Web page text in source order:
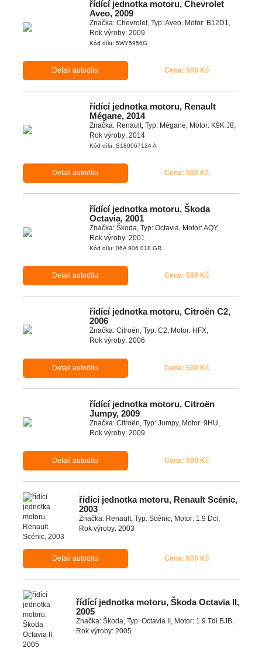
řídící jednotka motoru, Chevrolet
Aveo, 2009
Značka: Chevrolet, Typ: Aveo, Motor: B12D1,
Rok výroby: 2009
Kód dílu: 5WY5956G
Detail autodílu Cena: 500 Kč
řídící jednotka motoru, Renault
Mégane, 2014
Značka: Renault, Typ: Mégane, Motor: K9K J8,
Rok výroby: 2014
Kód dílu: S180067124 A
Detail autodílu Cena: 500 Kč
řídící jednotka motoru, Škoda
Octavia, 2001
Značka: Škoda, Typ: Octavia, Motor: AQY,
Rok výroby: 2001
Kód dílu: 06A 906 018 GR
Detail autodílu Cena: 500 Kč
řídící jednotka motoru, Citroën C2,
2006
Značka: Citroën, Typ: C2, Motor: HFX,
Rok výroby: 2006
Detail autodílu Cena: 500 Kč
řídící jednotka motoru, Citroën
Jumpy, 2009
Značka: Citroën, Typ: Jumpy, Motor: 9HU,
Rok výroby: 2009
Detail autodílu Cena: 500 Kč
řídící jednotka motoru, Renault Scénic,
2003
Značka: Renault, Typ: Scénic, Motor: 1.9 Dci,
Rok výroby: 2003
Detail autodílu Cena: 600 Kč
řídící jednotka motoru, Škoda Octavia II,
2005
Značka: Škoda, Typ: Octavia II, Motor: 1.9 Tdi BJB,
Rok výroby: 2005